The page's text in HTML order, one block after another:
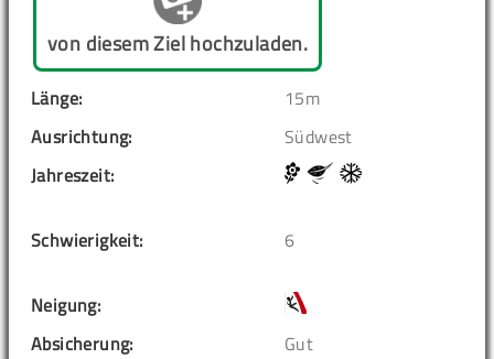
von diesem Ziel hochzuladen.
Länge:
15m
Ausrichtung:
Südwest
Jahreszeit:
Schwierigkeit: 6
Neigung:
Absicherung:
Gut